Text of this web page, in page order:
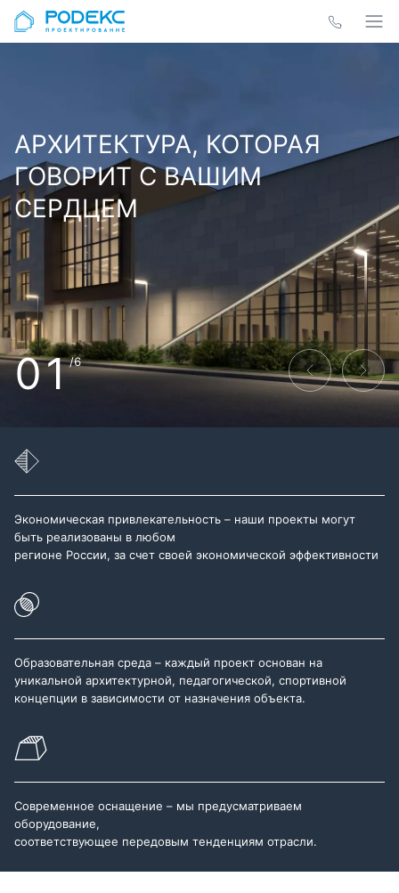
АРХИТЕКТУРА, КОТОРАЯ
ГОВОРИТ С ВАШИМ
СЕРДЦЕМ
01/6
Экономическая привлекательность – наши проекты могут
быть реализованы в любом
регионе России, за счет своей экономической эффективности
Образовательная среда – каждый проект основан на
уникальной архитектурной, педагогической, спортивной
концепции в зависимости от назначения объекта.
Современное оснащение – мы предусматриваем
оборудование,
соответствующее передовым тенденциям отрасли.